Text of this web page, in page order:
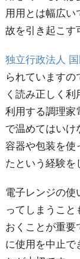
用用とは幅広い
故を引き起こす
独立行政法人
られていますの
く読み正しく
利用する調理家
で温めてはいけ
容器や包装を使
たという経験を
電子レンジの使
ってしまうこと
おくことが重要
に使用を中止で